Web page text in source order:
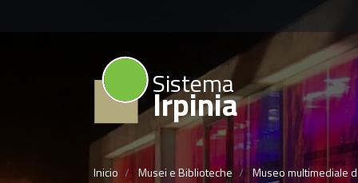
Sistema
Irpinia
Inicio Musei e Biblioteche Museo multimediale